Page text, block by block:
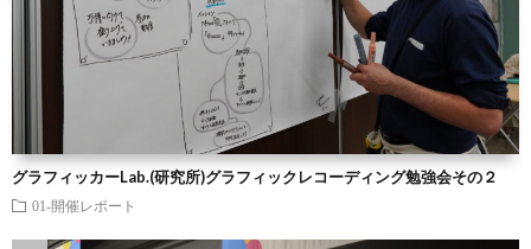
グラフィッカーLab.(研究所)グラフィックレコーディング勉強会その２
01-開催レポート